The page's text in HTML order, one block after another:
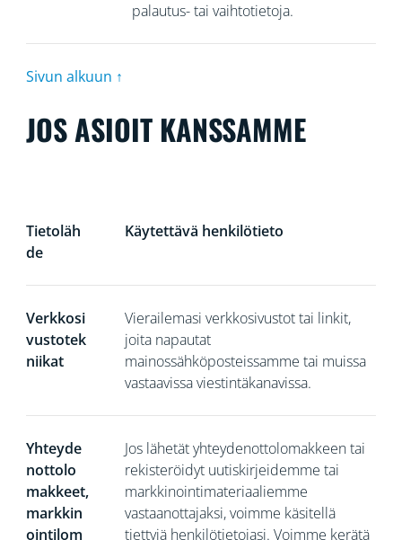
palautus- tai vaihtotietoja.
Sivun alkuun ↑
JOS ASIOIT KANSSAMME
Tietoläh
de
Käytettävä henkilötieto
Verkkosi
vustotek
niikat
Vierailemasi verkkosivustot tai linkit,
joita napautat
mainossähköposteissamme tai muissa
vastaavissa viestintäkanavissa.
Yhteyde
nottolo
makkeet,
markkin
ointilom
Jos lähetät yhteydenottolomakkeen tai
rekisteröidyt uutiskirjeidemme tai
markkinointimateriaaliemme
vastaanottajaksi, voimme käsitellä
tiettyjä henkilötietojasi. Voimme kerätä